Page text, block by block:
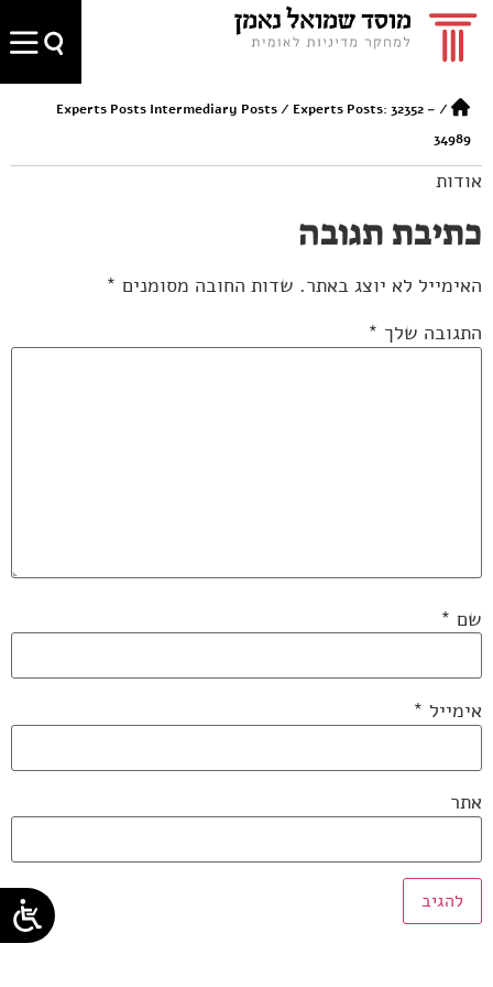
/
Experts Posts Intermediary Posts/ Experts Posts: 32352 –
34989
אודות
כתיבת תגובה
האימייל לא יוצג באתר. שדות החובה מסומנים *
התגובה שלך *
שם *
אימייל *
אתר